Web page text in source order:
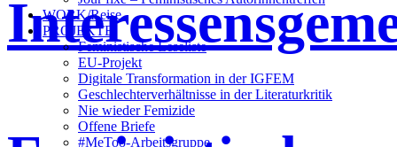
WORK/Reise
PROJEKTE
Feministische Leseliste
EU-Projekt
Digitale Transformation in der IGFEM
Geschlechterverhältnisse in der Literaturkritik
Nie wieder Femizide
Offene Briefe
#MeToo-Arbeitsgruppe